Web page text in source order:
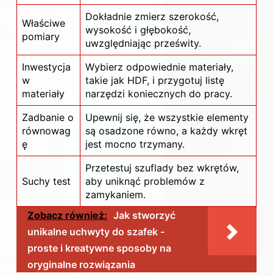
Właściwe
pomiary
Dokładnie zmierz szerokość,
wysokość i głębokość,
uwzględniając prześwity.
Inwestycja
w
materiały
Wybierz odpowiednie materiały,
takie jak HDF, i przygotuj listę
narzędzi koniecznych do pracy.
Zadbanie o
równowag
ę
Upewnij się, że wszystkie elementy
są osadzone równo, a każdy wkręt
jest mocno trzymany.
Suchy test
Przetestuj szuflady bez wkrętów,
aby uniknąć problemów z
zamykaniem.
Zobacz również: Jak stworzyć
unikalne uchwyty do szafek -
proste i kreatywne sposoby na
oryginalne rozwiązania